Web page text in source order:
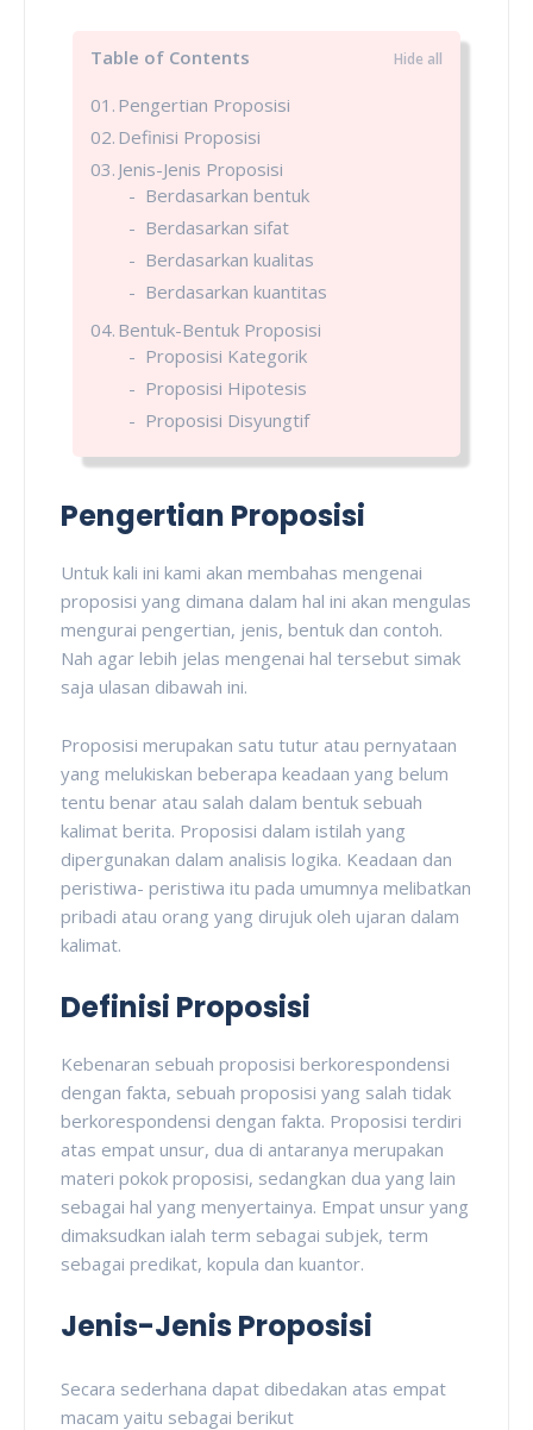
Table of Contents
Pengertian Proposisi
Definisi Proposisi
Jenis-Jenis Proposisi
Berdasarkan bentuk
Berdasarkan sifat
Berdasarkan kualitas
Berdasarkan kuantitas
Bentuk-Bentuk Proposisi
Proposisi Kategorik
Proposisi Hipotesis
Proposisi Disyungtif
Pengertian Proposisi
Untuk kali ini kami akan membahas mengenai
proposisi yang dimana dalam hal ini akan mengulas
mengurai pengertian, jenis, bentuk dan contoh.
Nah agar lebih jelas mengenai hal tersebut simak
saja ulasan dibawah ini.
Proposisi merupakan satu tutur atau pernyataan
yang melukiskan beberapa keadaan yang belum
tentu benar atau salah dalam bentuk sebuah
kalimat berita. Proposisi dalam istilah yang
dipergunakan dalam analisis logika. Keadaan dan
peristiwa- peristiwa itu pada umumnya melibatkan
pribadi atau orang yang dirujuk oleh ujaran dalam
kalimat.
Definisi Proposisi
Kebenaran sebuah proposisi berkorespondensi
dengan fakta, sebuah proposisi yang salah tidak
berkorespondensi dengan fakta. Proposisi terdiri
atas empat unsur, dua di antaranya merupakan
materi pokok proposisi, sedangkan dua yang lain
sebagai hal yang menyertainya. Empat unsur yang
dimaksudkan ialah term sebagai subjek, term
sebagai predikat, kopula dan kuantor.
Jenis-Jenis Proposisi
Secara sederhana dapat dibedakan atas empat
macam yaitu sebagai berikut